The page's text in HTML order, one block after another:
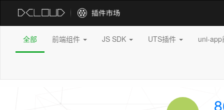
全部 前端组件 JS SDK UTS插件 uni-